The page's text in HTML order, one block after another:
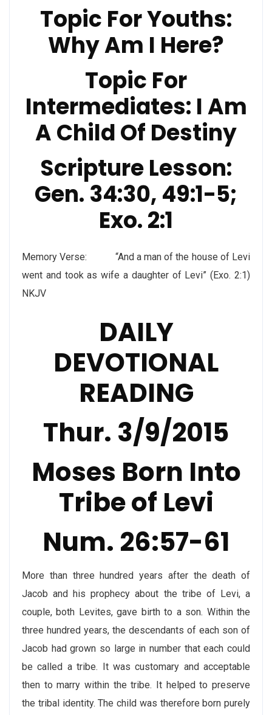
Topic For Youths:
Why Am I Here?
Topic For
Intermediates: I Am
A Child Of Destiny
Scripture Lesson:
Gen. 34:30, 49:1-5;
Exo. 2:1
Memory Verse: “And a man of the house of Levi
went and took as wife a daughter of Levi” (Exo. 2:1)
NKJV
DAILY
DEVOTIONAL
READING
Thur. 3/9/2015
Moses Born Into
Tribe of Levi
Num. 26:57-61
More than three hundred years after the death of
Jacob and his prophecy about the tribe of Levi, a
couple, both Levites, gave birth to a son. Within the
three hundred years, the descendants of each son of
Jacob had grown so large in number that each could
be called a tribe. It was customary and acceptable
then to marry within the tribe. It helped to preserve
the tribal identity. The child was therefore born purely